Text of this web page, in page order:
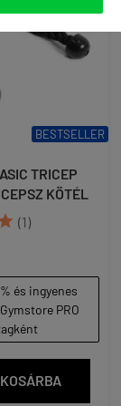
BESTSELLER
TRICEP
KÖTÉL
(1)
és ingyenes
PRO
KOSÁRBA